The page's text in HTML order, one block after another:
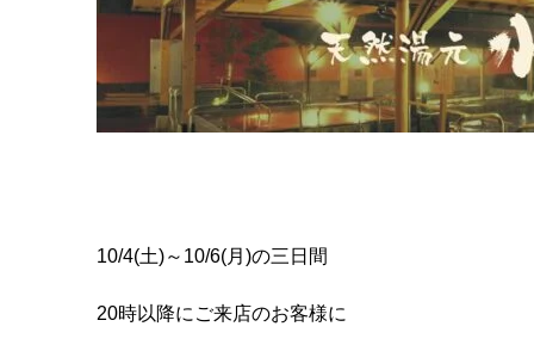
10/4(土)～10/6(月)の三日間
20時以降にご来店のお客様に